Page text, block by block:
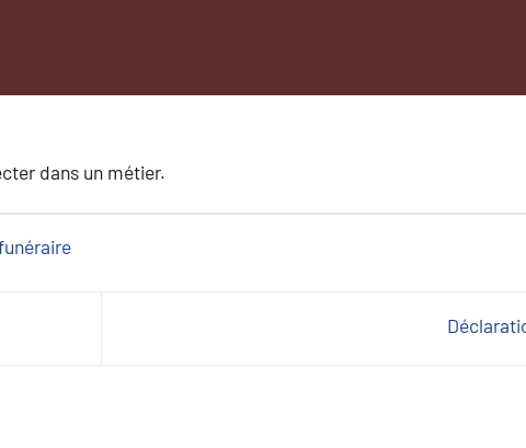
dans un métier.